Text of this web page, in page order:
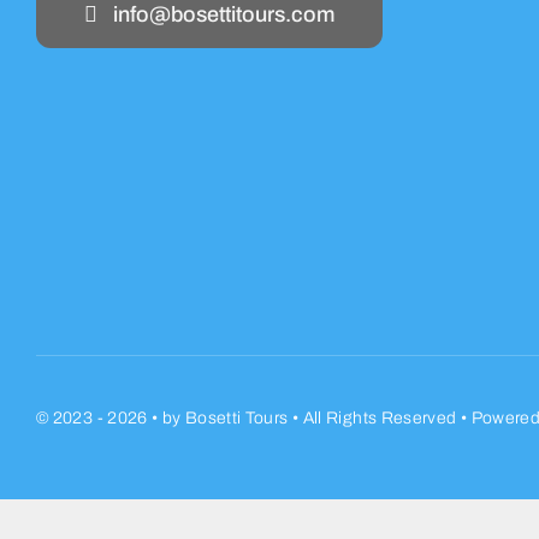
info@bosettitours.com
© 2023 - 2026 • by Bosetti Tours • All Rights Reserved •